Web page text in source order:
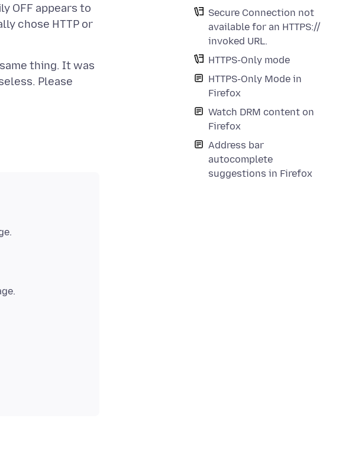
Secure Connection not
available for an HTTPS://
invoked URL.
HTTPS-Only mode
HTTPS-Only Mode in
Firefox
Watch DRM content on
Firefox
Address bar
autocomplete
suggestions in Firefox
OFF appears to
chose HTTP or
thing. It was
Please